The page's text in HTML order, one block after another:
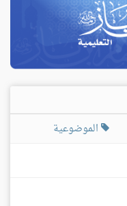
الموضوعية